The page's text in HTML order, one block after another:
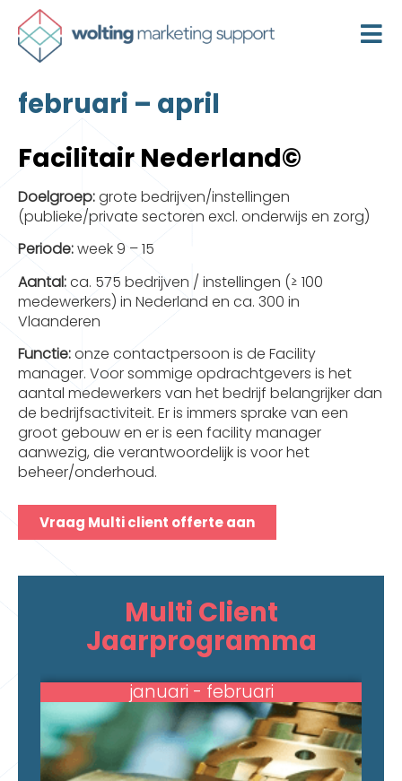
februari – april
Facilitair Nederland©
Doelgroep:grote bedrijven/instellingen
(publieke/private sectoren excl. onderwijs en zorg)
Periode:week 9 – 15
Aantal:ca. 575 bedrijven / instellingen (≥ 100
medewerkers) in Nederland en ca. 300 in
Vlaanderen
Functie:onze contactpersoon is de Facility
manager. Voor sommige opdrachtgevers is het
aantal medewerkers van het bedrijf belangrijker dan
de bedrijfsactiviteit. Er is immers sprake van een
groot gebouw en er is een facility manager
aanwezig, die verantwoordelijk is voor het
beheer/onderhoud.
Vraag Multi client offerte aan
Multi Client
Jaarprogramma
januari - februari